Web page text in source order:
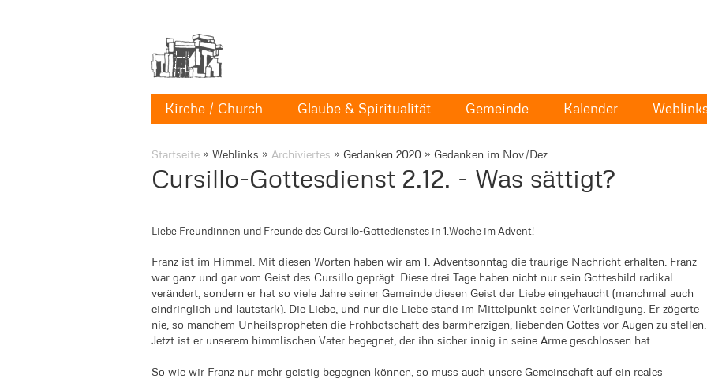
Kirche / Church Glaube & Spiritualität Gemeinde Kalender
Startseite » Weblinks » Archiviertes » Gedanken 2020 » Gedanken im Nov./Dez.
Cursillo-Gottesdienst 2.12. - Was sättigt?
Liebe Freundinnen und Freunde des Cursillo-Gottedienstes in 1.Woche im Advent!
Franz ist im Himmel. Mit diesen Worten haben wir am 1. Adventsonntag die traurige Nachricht erhalten. Franz
war ganz und gar vom Geist des Cursillo geprägt. Diese drei Tage haben nicht nur sein Gottesbild radikal
verändert, sondern er hat so viele Jahre seiner Gemeinde diesen Geist der Liebe eingehaucht (manchmal auch
eindringlich und lautstark). Die Liebe, und nur die Liebe stand im Mittelpunkt seiner Verkündigung. Er zögerte
nie, so manchem Unheilspropheten die Frohbotschaft des barmherzigen, liebenden Gottes vor Augen zu stellen.
Jetzt ist er unserem himmlischen Vater begegnet, der ihn sicher innig in seine Arme geschlossen hat.
So wie wir Franz nur mehr geistig begegnen können, so muss auch unsere Gemeinschaft auf ein reales